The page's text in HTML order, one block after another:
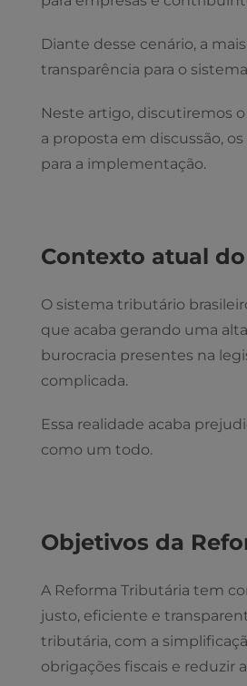
Diante desse cenário, a
transparência para o
Neste artigo, discutiremos
a proposta em discussão,
para a implementação.
Contexto atual
O sistema tributário
que acaba gerando uma
burocracia presentes na
complicada.
Essa realidade acaba
como um todo.
Objetivos da
A Reforma Tributária tem
justo, eficiente e
tributária, com a
obrigações fiscais e reduzir